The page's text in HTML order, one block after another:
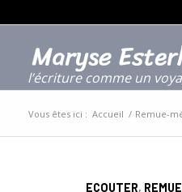
l’écriture comme un
Vous êtes ici : Accueil / Remue-
ECOUTER,